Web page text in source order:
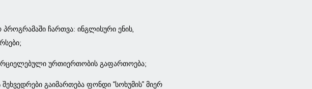
ჩართვა: ინგლისური ენის,
ურთიერთობის გაფართოება;
გაიმართება ფონდი “სოხუმის” მიერ